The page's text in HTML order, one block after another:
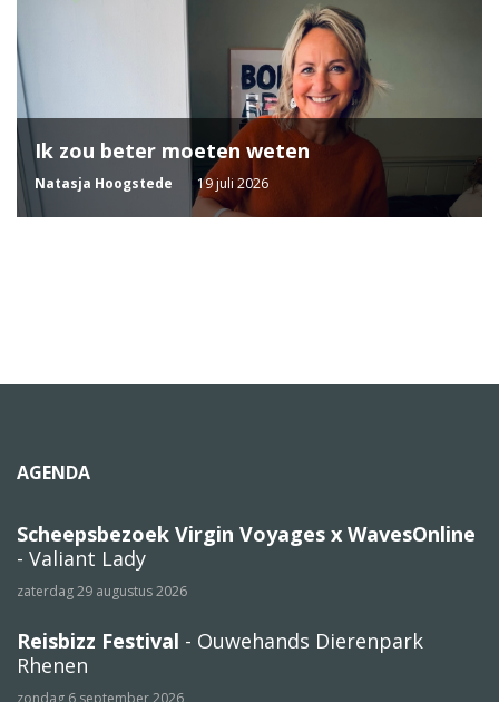
Ik zou beter moeten weten
Natasja Hoogstede 19 juli 2026
AGENDA
Scheepsbezoek Virgin Voyages x WavesOnline
- Valiant Lady
zaterdag 29 augustus 2026
Reisbizz Festival - Ouwehands Dierenpark
Rhenen